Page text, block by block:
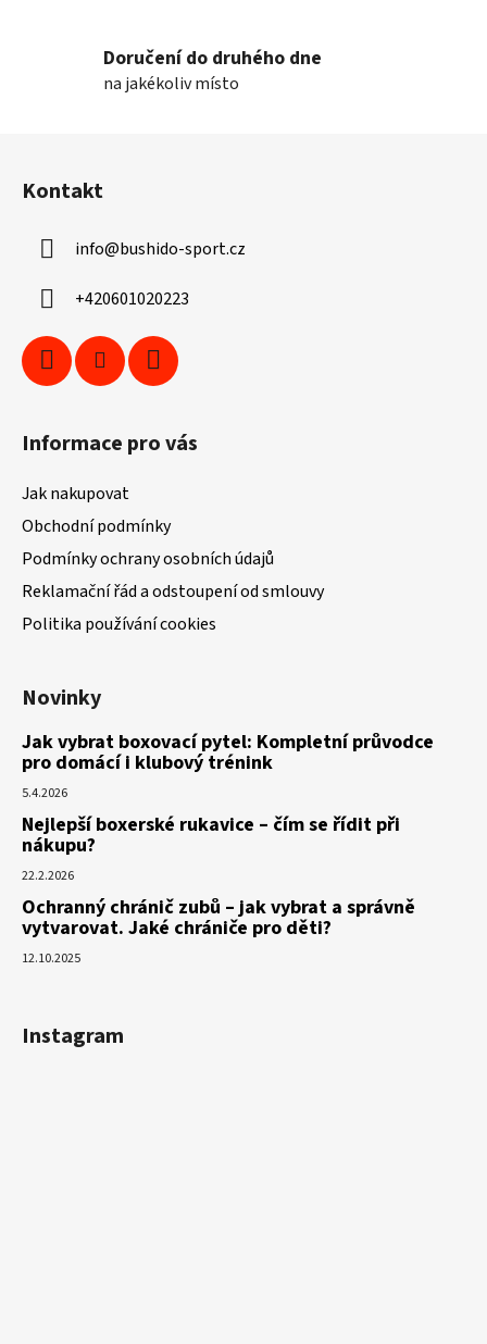
Doručení do druhého dne
na jakékoliv místo
Kontakt
info@bushido-sport.cz
+420601020223
Informace pro vás
Jak nakupovat
Obchodní podmínky
Podmínky ochrany osobních údajů
Reklamační řád a odstoupení od smlouvy
Politika používání cookies
Novinky
Jak vybrat boxovací pytel: Kompletní průvodce
pro domácí i klubový trénink
5.4.2026
Nejlepší boxerské rukavice – čím se řídit při
nákupu?
22.2.2026
Ochranný chránič zubů – jak vybrat a správně
vytvarovat. Jaké chrániče pro děti?
12.10.2025
Instagram